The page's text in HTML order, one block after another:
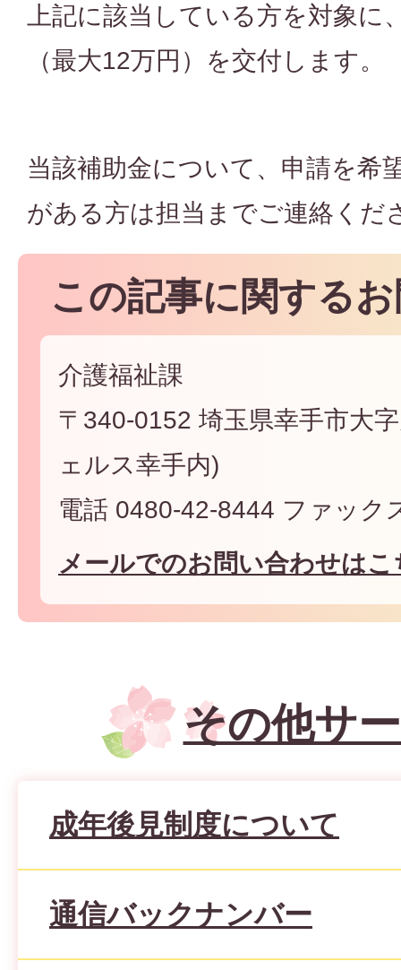
上記に該当している方を対象に
（最大12万円）を交付します。
当該補助金について、申請を希
がある方は担当までご連絡くだ
この記事に関する
介護福祉課
〒340-0152 埼玉県幸手市大
ェルス幸手内)
電話 0480-42-8444 ファック
メールでのお問い合わせは
その他サ
成年後見制度について
通信バックナンバー